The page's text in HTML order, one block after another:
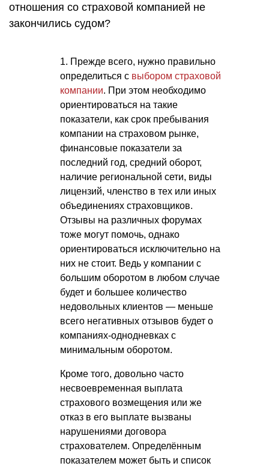
отношения со страховой компанией не
закончились судом?
1. Прежде всего, нужно правильно
определиться с выбором страховой
компании. При этом необходимо
ориентироваться на такие
показатели, как срок пребывания
компании на страховом рынке,
финансовые показатели за
последний год, средний оборот,
наличие региональной сети, виды
лицензий, членство в тех или иных
объединениях страховщиков.
Отзывы на различных форумах
тоже могут помочь, однако
ориентироваться исключительно на
них не стоит. Ведь у компании с
большим оборотом в любом случае
будет и большее количество
недовольных клиентов — меньше
всего негативных отзывов будет о
компаниях-однодневках с
минимальным оборотом.
Кроме того, довольно часто
несвоевременная выплата
страхового возмещения или же
отказ в его выплате вызваны
нарушениями договора
страхователем. Определённым
показателем может быть и список